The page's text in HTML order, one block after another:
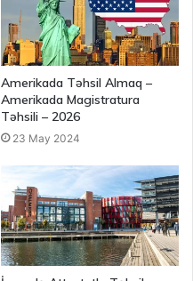
Amerikada Təhsil Almaq –
Amerikada Magistratura
Təhsili – 2026
23 May 2024